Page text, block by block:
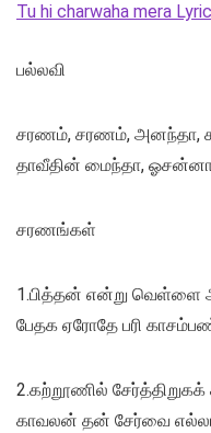
Tu hi charwaha mera
பல்லவி
சரணம், சரணம், அனந்தா,
தாவீதின் மைந்தா,
சரணங்கள்
1.பித்தன் என்று வெள்ளை
பேதக ஏரோதே பரி
2.கற்றூணில் சேர்த்திறுகக்
காவலன் தன் சேர்வை